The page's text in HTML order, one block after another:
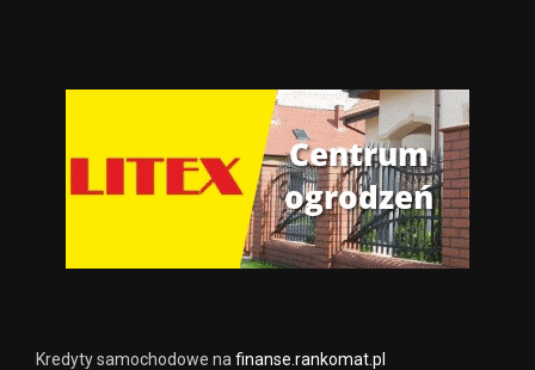
Kredyty samochodowe na finanse.rankomat.pl